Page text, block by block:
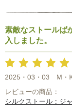
素敵なストールば
入しました。
2025・03・03 M・
レビューの商品：
シルクストール：ジ